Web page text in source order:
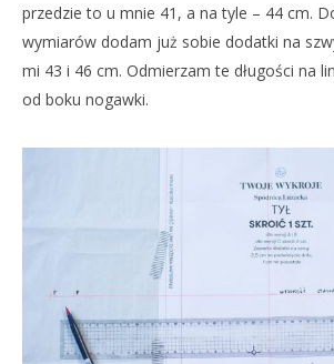
przedzie to u mnie 41, a na tyle – 44 cm.
wymiarów dodam już sobie dodatki na
mi 43 i 46 cm. Odmierzam te długości na
od boku nogawki.